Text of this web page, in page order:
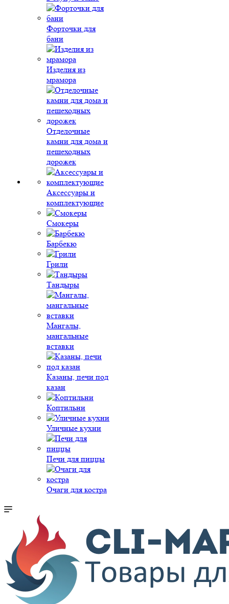
Форточки для
бани
Изделия из
мрамора
Отделочные
камни для дома и
пешеходных
дорожек
Аксессуары и
комплектующие
Смокеры
Барбекю
Грили
Тандыры
Мангалы,
мангальные
вставки
Казаны, печи под
казан
Коптильни
Уличные кухни
Печи для пиццы
Очаги для костра